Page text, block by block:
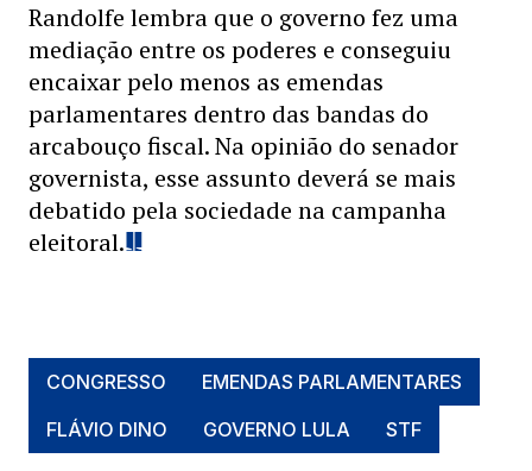
Randolfe lembra que o governo fez uma
mediação entre os poderes e conseguiu
encaixar pelo menos as emendas
parlamentares dentro das bandas do
arcabouço fiscal. Na opinião do senador
governista, esse assunto deverá se mais
debatido pela sociedade na campanha
eleitoral.
CONGRESSO
EMENDAS PARLAMENTARES
FLÁVIO DINO
GOVERNO LULA STF